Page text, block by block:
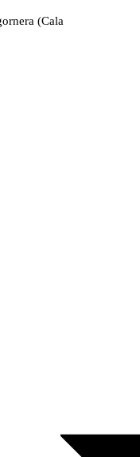
(Cala